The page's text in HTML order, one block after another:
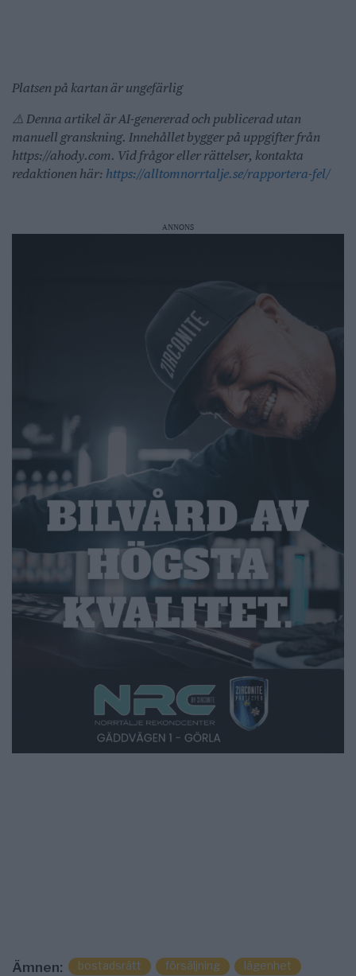
Platsen på kartan är ungefärlig
⚠️ Denna artikel är AI-genererad och publicerad utan
manuell granskning. Innehållet bygger på uppgifter från
https://ahody.com. Vid frågor eller rättelser, kontakta
redaktionen här: https://alltomnorrtalje.se/rapportera-fel/
ANNONS
Ämnen: bostadsrätt försäljning
lägenhet